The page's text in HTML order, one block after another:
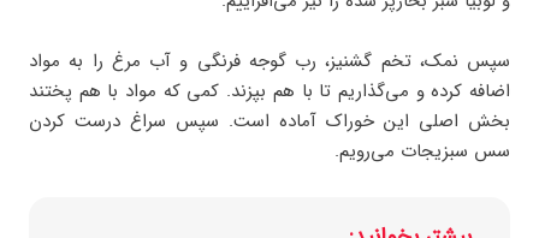
سپس نمک، تخم گشنیز، رب گوجه فرنگی و آب مرغ را به مواد
اضافه کرده و می‌گذاریم تا با هم بپزند. کمی که مواد با هم پختند
بخش اصلی این خوراک آماده است. سپس سراغ درست کردن
سس سبزیجات می‌رویم.